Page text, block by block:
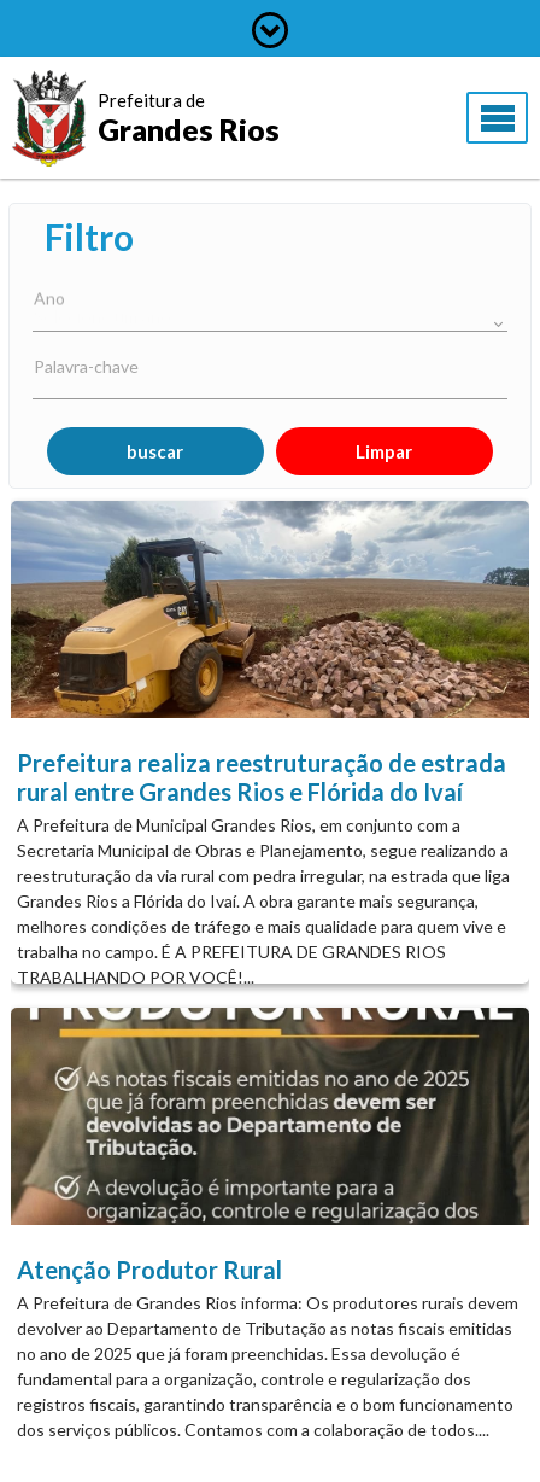
Prefeitura de
Grandes Rios
Filtro
Ano
Palavra-chave
Prefeitura realiza reestruturação de estrada
rural entre Grandes Rios e Flórida do Ivaí
A Prefeitura de Municipal Grandes Rios, em conjunto com a
Secretaria Municipal de Obras e Planejamento, segue realizando a
reestruturação da via rural com pedra irregular, na estrada que liga
Grandes Rios a Flórida do Ivaí. A obra garante mais segurança,
melhores condições de tráfego e mais qualidade para quem vive e
trabalha no campo. É A PREFEITURA DE GRANDES RIOS
TRABALHANDO POR VOCÊ!...
Atenção Produtor Rural
A Prefeitura de Grandes Rios informa: Os produtores rurais devem
devolver ao Departamento de Tributação as notas fiscais emitidas
no ano de 2025 que já foram preenchidas. Essa devolução é
fundamental para a organização, controle e regularização dos
registros fiscais, garantindo transparência e o bom funcionamento
dos serviços públicos. Contamos com a colaboração de todos....